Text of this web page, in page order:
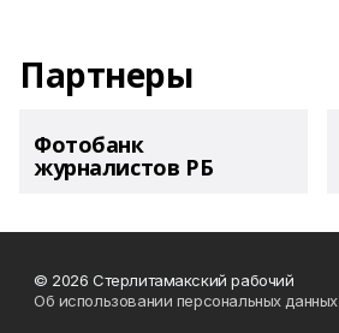
Партнеры
Фотобанк
журналистов РБ
© 2026 Стерлитамакский рабочий
Об использовании персональных данных